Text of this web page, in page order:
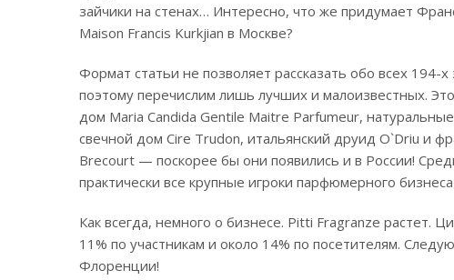
зайчики на стенах… Интересно, что же придумает
Maison Francis Kurkjian в Москве?
Формат статьи не позволяет рассказать обо всех 194-х
поэтому перечислим лишь лучших и малоизвестных.
дом Maria Candida Gentile Maitre Parfumeur,
свечной дом Cire Trudon, итальянский друид O`Driu и
Brecourt — поскорее бы они появились и в России!
практически все крупные игроки парфюмерного
Как всегда, немного о бизнесе. Pitti Fragranze растет.
11% по участникам и около 14% по посетителям.
Флоренции!